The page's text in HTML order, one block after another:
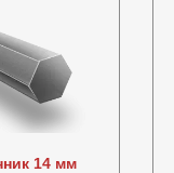
14 мм